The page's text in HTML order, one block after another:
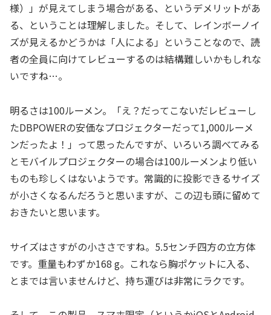
様）」が見えてしまう場合がある、というデメリットがあ
る、ということは理解しました。そして、レインボーノイ
ズが見えるかどうかは「人による」ということなので、読
者の全員に向けてレビューするのは結構難しいかもしれな
いですね…。
明るさは100ルーメン。「え？だってこないだレビューし
たDBPOWERの安価なプロジェクターだって1,000ルーメ
ンだったよ！」って思ったんですが、いろいろ調べてみる
とモバイルプロジェクターの場合は100ルーメンより低い
ものも珍しくはないようです。常識的に投影できるサイズ
が小さくなるんだろうと思いますが、この辺も頭に留めて
おきたいと思います。
サイズはさすがの小ささですね。5.5センチ四方の立方体
です。重量もわずか168 g。これなら胸ポケットに入る、
とまでは言いませんけど、持ち運びは非常にラクです。